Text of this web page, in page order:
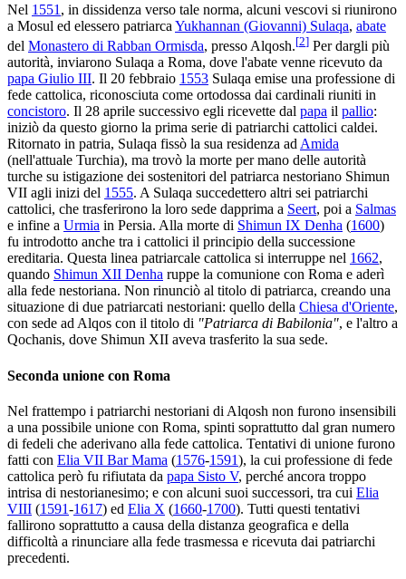
Nel 1551 , in dissidenza verso tale norma, alcuni vescovi si riunirono
a Mosul ed elessero patriarca Yukhannan (Giovanni) Sulaqa, abate
del Monastero di Rabban Ormisda, presso Alqosh.[2] Per dargli più
autorità, inviarono Sulaqa a Roma, dove l'abate venne ricevuto da
papa Giulio III. Il 20 febbraio 1553 Sulaqa emise una professione di
fede cattolica, riconosciuta come ortodossa dai cardinali riuniti in
concistoro. Il 28 aprile successivo egli ricevette dal papa il pallio:
iniziò da questo giorno la prima serie di patriarchi cattolici caldei.
Ritornato in patria, Sulaqa fissò la sua residenza ad Amida
(nell'attuale Turchia), ma trovò la morte per mano delle autorità
turche su istigazione dei sostenitori del patriarca nestoriano Shimun
VII agli inizi del 1555. A Sulaqa succedettero altri sei patriarchi
cattolici, che trasferirono la loro sede dapprima a Seert, poi a Salmas
e infine a Urmia in Persia. Alla morte di Shimun IX Denha (1600)
fu introdotto anche tra i cattolici il principio della successione
ereditaria. Questa linea patriarcale cattolica si interruppe nel 1662,
quando Shimun XII Denha ruppe la comunione con Roma e aderì
alla fede nestoriana. Non rinunciò al titolo di patriarca, creando una
situazione di due patriarcati nestoriani: quello della Chiesa d'Oriente,
con sede ad Alqos con il titolo di "Patriarca di Babilonia", e l'altro a
Qochanis, dove Shimun XII aveva trasferito la sua sede.
Seconda unione con Roma
Nel frattempo i patriarchi nestoriani di Alqosh non furono insensibili
a una possibile unione con Roma, spinti soprattutto dal gran numero
di fedeli che aderivano alla fede cattolica. Tentativi di unione furono
fatti con Elia VII Bar Mama (1576-1591), la cui professione di fede
cattolica però fu rifiutata da papa Sisto V, perché ancora troppo
intrisa di nestorianesimo; e con alcuni suoi successori, tra cui Elia
VIII (1591-1617) ed Elia X (1660-1700). Tutti questi tentativi
fallirono soprattutto a causa della distanza geografica e della
difficoltà a rinunciare alla fede trasmessa e ricevuta dai patriarchi
precedenti.